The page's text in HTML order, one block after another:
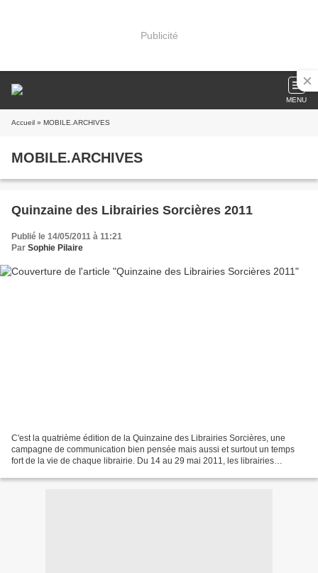
Publicité
MENU
Accueil » MOBILE.ARCHIVES
MOBILE.ARCHIVES
Quinzaine des Librairies Sorcières 2011
Publié le 14/05/2011 à 11:21
Par Sophie Pilaire
C'est la quatrième édition de la Quinzaine des Librairies Sorcières, une
campagne de communication bien pensée mais aussi et surtout un temps
fort de la vie de chaque librairie. Du 14 au 29 mai 2011, les librairies